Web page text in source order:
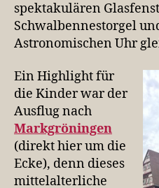
spektakulären
Schwalbennestorgel
Astronomischen Uhr
Ein Highlight für
die Kinder war der
Ausflug nach
Markgröningen
(direkt hier um die
Ecke), denn dieses
mittelalterliche